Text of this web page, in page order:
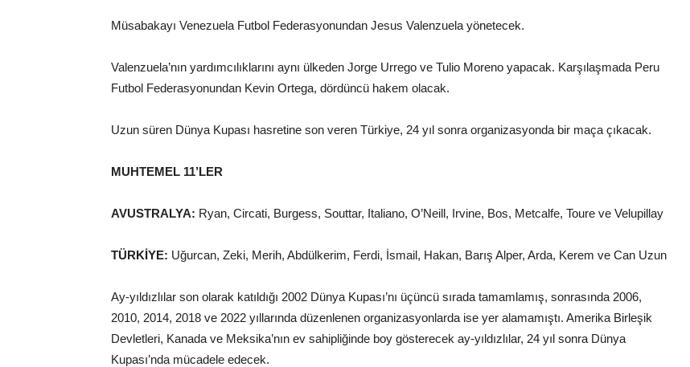
Müsabakayı Venezuela Futbol Federasyonundan Jesus Valenzuela yönetecek.
Valenzuela’nın yardımcılıklarını aynı ülkeden Jorge Urrego ve Tulio Moreno yapacak. Karşılaşmada Peru
Futbol Federasyonundan Kevin Ortega, dördüncü hakem olacak.
Uzun süren Dünya Kupası hasretine son veren Türkiye, 24 yıl sonra organizasyonda bir maça çıkacak.
MUHTEMEL 11’LER
AVUSTRALYA: Ryan, Circati, Burgess, Souttar, Italiano, O’Neill, Irvine, Bos, Metcalfe, Toure ve Velupillay
TÜRKİYE: Uğurcan, Zeki, Merih, Abdülkerim, Ferdi, İsmail, Hakan, Barış Alper, Arda, Kerem ve Can Uzun
Ay-yıldızlılar son olarak katıldığı 2002 Dünya Kupası’nı üçüncü sırada tamamlamış, sonrasında 2006,
2010, 2014, 2018 ve 2022 yıllarında düzenlenen organizasyonlarda ise yer alamamıştı. Amerika Birleşik
Devletleri, Kanada ve Meksika’nın ev sahipliğinde boy gösterecek ay-yıldızlılar, 24 yıl sonra Dünya
Kupası’nda mücadele edecek.